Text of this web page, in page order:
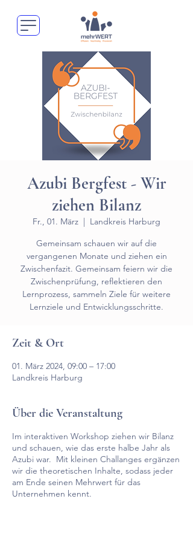
Azubi Bergfest - Wir
ziehen Bilanz
Fr., 01. März
  |
Landkreis Harburg
Gemeinsam schauen wir auf die
vergangenen Monate und ziehen ein
Zwischenfazit. Gemeinsam feiern wir die
Zwischenprüfung, reflektieren den
Lernprozess, sammeln Ziele für weitere
Lernziele und Entwicklungsschritte.
Zeit & Ort
01. März 2024, 09:00 – 17:00
Landkreis Harburg
Über die Veranstaltung
Im interaktiven Workshop ziehen wir Bilanz
und schauen, wie das erste halbe Jahr als
Azubi war. Mit kleinen Challanges ergänzen
wir die theoretischen Inhalte, sodass jeder
am Ende seinen Mehrwert für das
Unternehmen kennt.